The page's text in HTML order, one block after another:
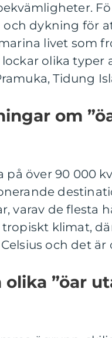
dykning för
livet som
olika typer
Tidung
om
över 90 000
varav de flesta
klimat,
och det
”öar